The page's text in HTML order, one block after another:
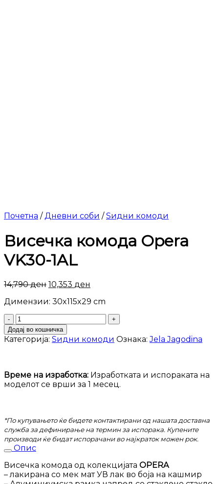
Почетна / Дневни соби / Ѕидни комоди
Висечка комода Opera
VK30-1AL
14,790ден 10,353 ден
Димензии: 30x115x29 cm
Висечка
комода
Opera
VK30-
Додај во кошничка
Категорија: Ѕидни комоди Ознака:Jela Jagodina
Време на изработка: Изработката и испораката на
моделот се врши за 1 месец.
*По купувањето ќе бидете контактирани од нашата доставна
служба за дефинирање на термин за испорака. Купените
производи ќе бидат испорачани во најкраток можен рок.
Опис
Висечка комода од колекцијата OPERA
– лакирана со мек мат УВ лак во боја на кашмир